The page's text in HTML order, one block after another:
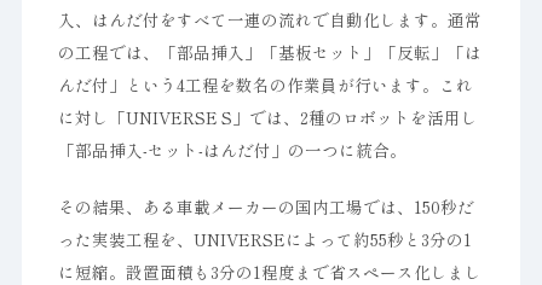
入、はんだ付をすべて一連の流れで自動化します。通常
の工程では、「部品挿入」「基板セット」「反転」「は
んだ付」という4工程を数名の作業員が行います。これ
に対し「UNIVERSE S」では、2種のロボットを活用し
「部品挿入-セット-はんだ付」の一つに統合。
その結果、ある車載メーカーの国内工場では、150秒だ
った実装工程を、UNIVERSEによって約55秒と3分の1
に短縮。設置面積も3分の1程度まで省スペース化しまし